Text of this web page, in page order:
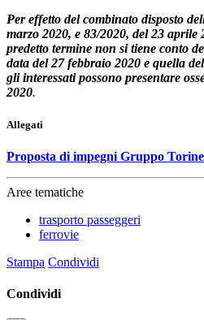
Per effetto del combinato disposto
marzo 2020, e 83/2020, del 23
predetto termine non si tiene conto
data del 27 febbraio 2020 e quella
gli interessati possono presentare
2020.
Allegati
Proposta di impegni Gruppo
Aree tematiche
trasporto passeggeri
ferrovie
Stampa Condividi
Condividi